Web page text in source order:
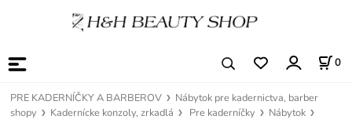
0
PRE KADERNÍČKY A BARBEROV
Nábytok pre kadernictva, barber
shopy
Kadernícke konzoly, zrkadlá Pre kaderníčky Nábytok